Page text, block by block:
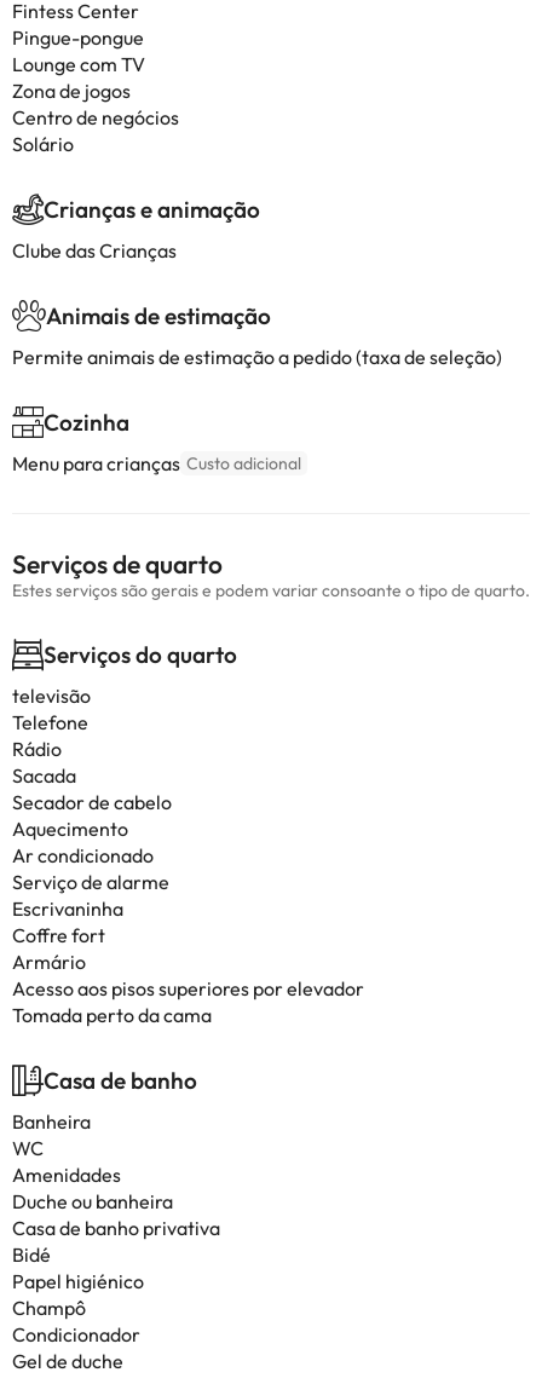
Fintess Center
Pingue-pongue
Lounge com TV
Zona de jogos
Centro de negócios
Solário
Crianças e animação
Clube das Crianças
Animais de estimação
Permite animais de estimação a pedido (taxa de seleção)
Cozinha
Menu para crianças Custo adicional
Serviços de quarto
Estes serviços são gerais e podem variar consoante o tipo de quarto.
Serviços do quarto
televisão
Telefone
Rádio
Sacada
Secador de cabelo
Aquecimento
Ar condicionado
Serviço de alarme
Escrivaninha
Coffre fort
Armário
Acesso aos pisos superiores por elevador
Tomada perto da cama
Casa de banho
Banheira
WC
Amenidades
Duche ou banheira
Casa de banho privativa
Bidé
Papel higiénico
Champô
Condicionador
Gel de duche